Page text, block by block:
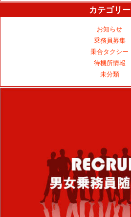
カテゴリー
お知らせ
乗務員募集
乗合タクシー
待機所情報
未分類